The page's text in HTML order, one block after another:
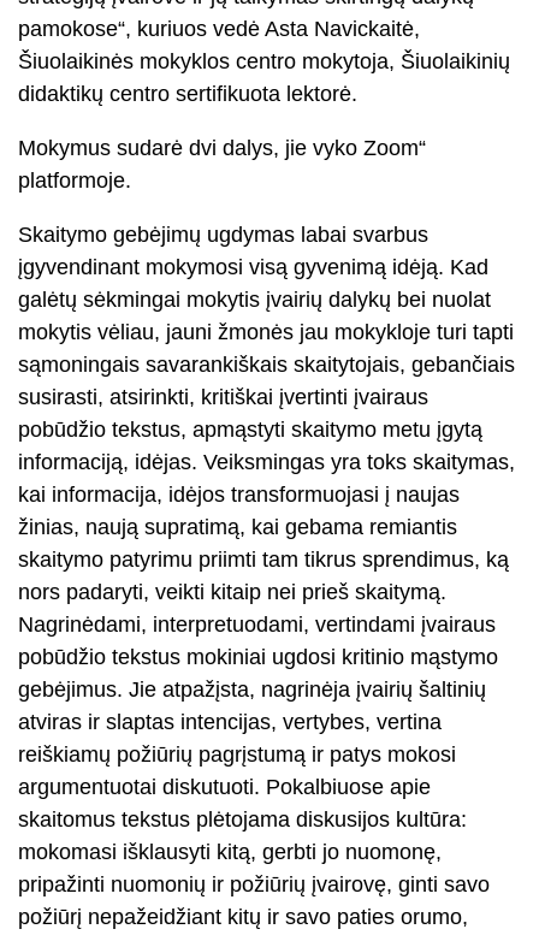
pamokose“, kuriuos vedė Asta Navickaitė,
Šiuolaikinės mokyklos centro mokytoja, Šiuolaikinių
didaktikų centro sertifikuota lektorė.
Mokymus sudarė dvi dalys, jie vyko Zoom“
platformoje.
Skaitymo gebėjimų ugdymas labai svarbus
įgyvendinant mokymosi visą gyvenimą idėją. Kad
galėtų sėkmingai mokytis įvairių dalykų bei nuolat
mokytis vėliau, jauni žmonės jau mokykloje turi tapti
sąmoningais savarankiškais skaitytojais, gebančiais
susirasti, atsirinkti, kritiškai įvertinti įvairaus
pobūdžio tekstus, apmąstyti skaitymo metu įgytą
informaciją, idėjas. Veiksmingas yra toks skaitymas,
kai informacija, idėjos transformuojasi į naujas
žinias, naują supratimą, kai gebama remiantis
skaitymo patyrimu priimti tam tikrus sprendimus, ką
nors padaryti, veikti kitaip nei prieš skaitymą.
Nagrinėdami, interpretuodami, vertindami įvairaus
pobūdžio tekstus mokiniai ugdosi kritinio mąstymo
gebėjimus. Jie atpažįsta, nagrinėja įvairių šaltinių
atviras ir slaptas intencijas, vertybes, vertina
reiškiamų požiūrių pagrįstumą ir patys mokosi
argumentuotai diskutuoti. Pokalbiuose apie
skaitomus tekstus plėtojama diskusijos kultūra:
mokomasi išklausyti kitą, gerbti jo nuomonę,
pripažinti nuomonių ir požiūrių įvairovę, ginti savo
požiūrį nepažeidžiant kitų ir savo paties orumo,